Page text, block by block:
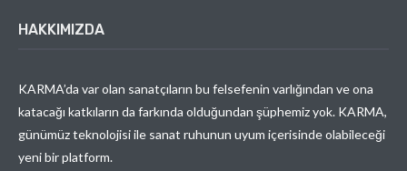
HAKKIMIZDA
KARMA’da var olan sanatçıların bu felsefenin varlığından ve ona
katacağı katkıların da farkında olduğundan şüphemiz yok. KARMA,
günümüz teknolojisi ile sanat ruhunun uyum içerisinde olabileceği
yeni bir platform.